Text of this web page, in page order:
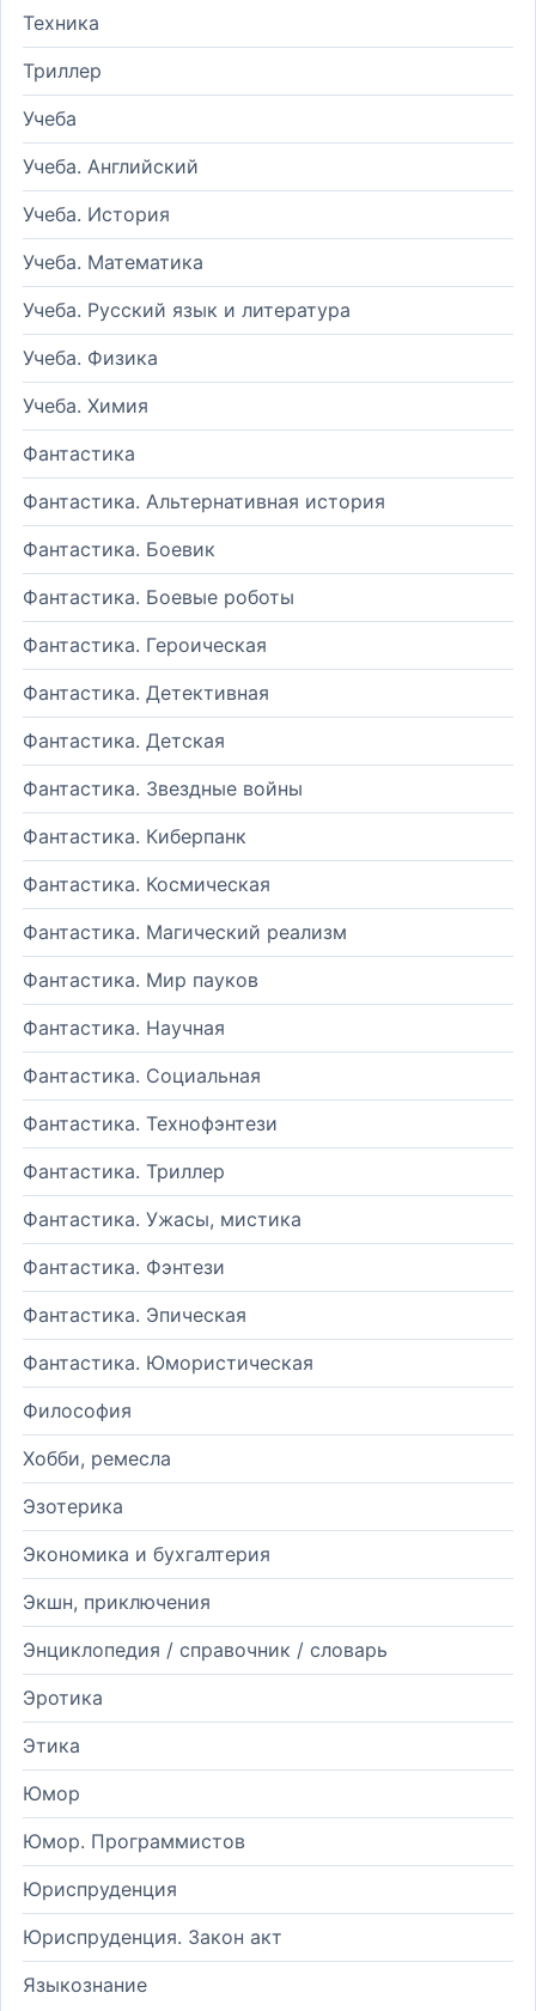
Техника
Триллер
Учеба
Учеба. Английский
Учеба. История
Учеба. Математика
Учеба. Русский язык и литература
Учеба. Физика
Учеба. Химия
Фантастика
Фантастика. Альтернативная история
Фантастика. Боевик
Фантастика. Боевые роботы
Фантастика. Героическая
Фантастика. Детективная
Фантастика. Детская
Фантастика. Звездные войны
Фантастика. Киберпанк
Фантастика. Космическая
Фантастика. Магический реализм
Фантастика. Мир пауков
Фантастика. Научная
Фантастика. Социальная
Фантастика. Технофэнтези
Фантастика. Триллер
Фантастика. Ужасы, мистика
Фантастика. Фэнтези
Фантастика. Эпическая
Фантастика. Юмористическая
Философия
Хобби, ремесла
Эзотерика
Экономика и бухгалтерия
Экшн, приключения
Энциклопедия / справочник / словарь
Эротика
Этика
Юмор
Юмор. Программистов
Юриспруденция
Юриспруденция. Закон акт
Языкознание